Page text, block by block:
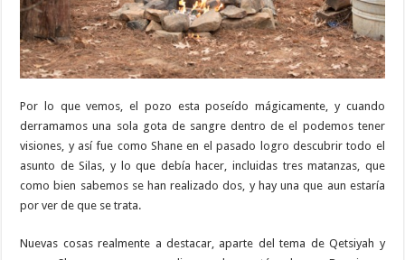
Por lo que vemos, el pozo esta poseído mágicamente, y cuando
derramamos una sola gota de sangre dentro de el podemos tener
visiones, y así fue como Shane en el pasado logro descubrir todo el
asunto de Silas, y lo que debía hacer, incluidas tres matanzas, que
como bien sabemos se han realizado dos, y hay una que aun estaría
por ver de que se trata.
Nuevas cosas realmente a destacar, aparte del tema de Qetsiyah y